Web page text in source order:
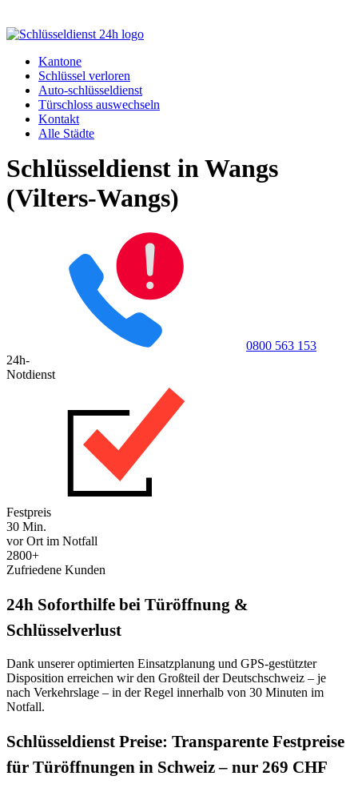
Kantone
Schlüssel verloren
Auto-schlüsseldienst
Türschloss auswechseln
Kontakt
Alle Städte
Schlüsseldienst in Wangs
(Vilters-Wangs)
0800 563 153
24h-
Notdienst
Festpreis
30 Min.
vor Ort im Notfall
2800+
Zufriedene Kunden
24h Soforthilfe bei Türöffnung &
Schlüsselverlust
Dank unserer optimierten Einsatzplanung und GPS-gestützter
Disposition erreichen wir den Großteil der Deutschschweiz – je
nach Verkehrslage – in der Regel innerhalb von 30 Minuten im
Notfall.
Schlüsseldienst Preise: Transparente Festpreise
für Türöffnungen in Schweiz – nur 269 CHF